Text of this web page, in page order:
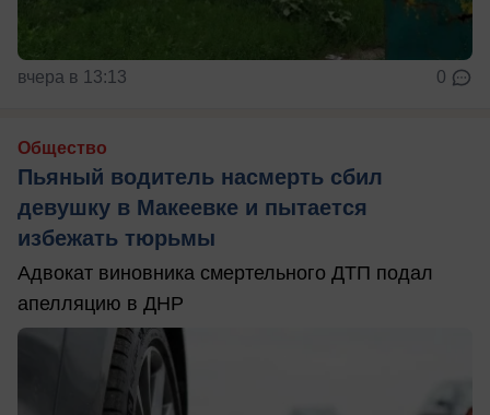
вчера в 13:13 0
Общество
Пьяный водитель насмерть сбил
девушку в Макеевке и пытается
избежать тюрьмы
Адвокат виновника смертельного ДТП подал
апелляцию в ДНР